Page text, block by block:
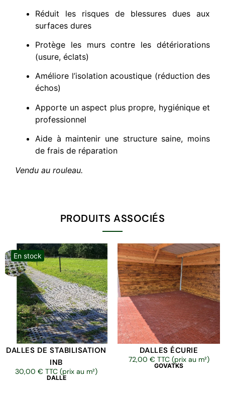
Réduit les risques de blessures dues aux
surfaces dures
Protège les murs contre les détériorations
(usure, éclats)
Améliore l’isolation acoustique (réduction des
échos)
Apporte un aspect plus propre, hygiénique et
professionnel
Aide à maintenir une structure saine, moins
de frais de réparation
Vendu au rouleau.
PRODUITS ASSOCIÉS
En stock
DALLES DE STABILISATION
INB
30,00 € TTC (prix au m²)
DALLE
DALLES ÉCURIE
72,00 € TTC (prix au m²)
GOVATKS